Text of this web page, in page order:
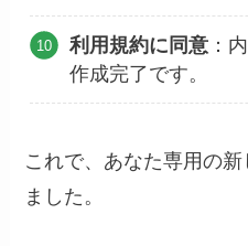
利用規約に同意：
作成完了です。
これで、あなた専用の
ました。